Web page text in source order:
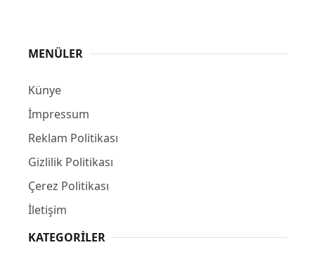
MENÜLER
Künye
İmpressum
Reklam Politikası
Gizlilik Politikası
Çerez Politikası
İletişim
KATEGORILER